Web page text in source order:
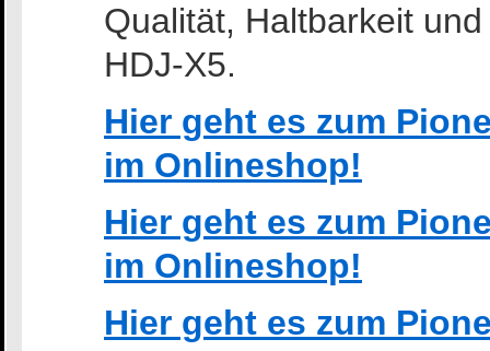
Qualität, Haltbarkeit
HDJ-X5.
Hier geht es zum
im Onlineshop!
Hier geht es zum
im Onlineshop!
Hier geht es zum